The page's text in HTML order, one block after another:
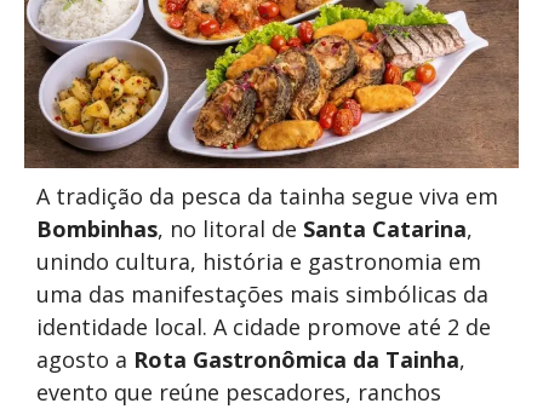
A tradição da pesca da tainha segue viva em
Bombinhas, no litoral de Santa Catarina,
unindo cultura, história e gastronomia em
uma das manifestações mais simbólicas da
identidade local. A cidade promove até 2 de
agosto a Rota Gastronômica da Tainha,
evento que reúne pescadores, ranchos